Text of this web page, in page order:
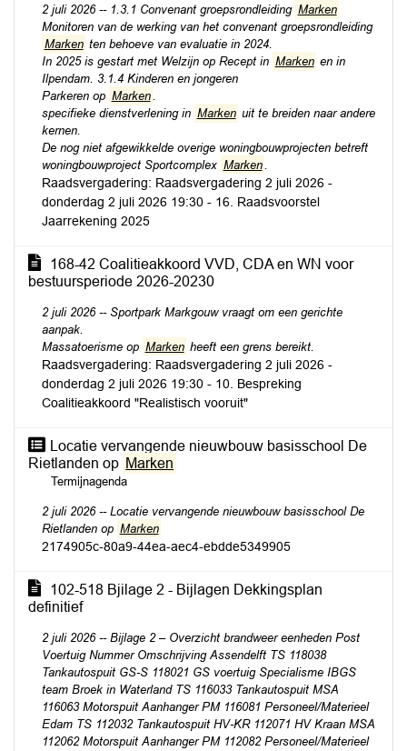
2 juli 2026 -- 1.3.1 Convenant groepsrondleiding Marken
Monitoren van de werking van het convenant groepsrondleiding
Marken ten behoeve van evaluatie in 2024.
In 2025 is gestart met Welzijn op Recept in Marken en in
Ilpendam. 3.1.4 Kinderen en jongeren
Parkeren op Marken.
specifieke dienstverlening in Marken uit te breiden naar andere
kernen.
De nog niet afgewikkelde overige woningbouwprojecten betreft
woningbouwproject Sportcomplex Marken.
Raadsvergadering: Raadsvergadering 2 juli 2026 -
donderdag 2 juli 2026 19:30 - 16. Raadsvoorstel
Jaarrekening 2025
168-42 Coalitieakkoord VVD, CDA en WN voor
bestuursperiode 2026-20230
2 juli 2026 -- Sportpark Markgouw vraagt om een gerichte
aanpak.
Massatoerisme op Marken heeft een grens bereikt.
Raadsvergadering: Raadsvergadering 2 juli 2026 -
donderdag 2 juli 2026 19:30 - 10. Bespreking
Coalitieakkoord "Realistisch vooruit"
Locatie vervangende nieuwbouw basisschool De
Rietlanden op Marken
Termijnagenda
2 juli 2026 -- Locatie vervangende nieuwbouw basisschool De
Rietlanden op Marken
2174905c-80a9-44ea-aec4-ebdde5349905
102-518 Bjilage 2 - Bijlagen Dekkingsplan
definitief
2 juli 2026 -- Bijlage 2 – Overzicht brandweer eenheden Post
Voertuig Nummer Omschrijving Assendelft TS 118038
Tankautospuit GS-S 118021 GS voertuig Specialisme IBGS
team Broek in Waterland TS 116033 Tankautospuit MSA
116063 Motorspuit Aanhanger PM 116081 Personeel/Materieel
Edam TS 112032 Tankautospuit HV-KR 112071 HV Kraan MSA
112062 Motorspuit Aanhanger PM 112082 Personeel/Materieel